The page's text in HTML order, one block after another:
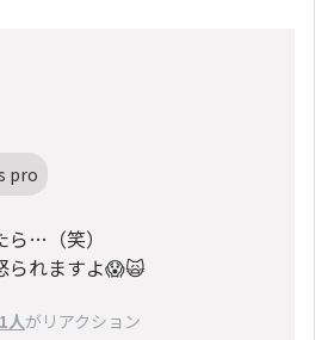
pro
ら…（笑）
られますよ😱🙀
人がリアクション